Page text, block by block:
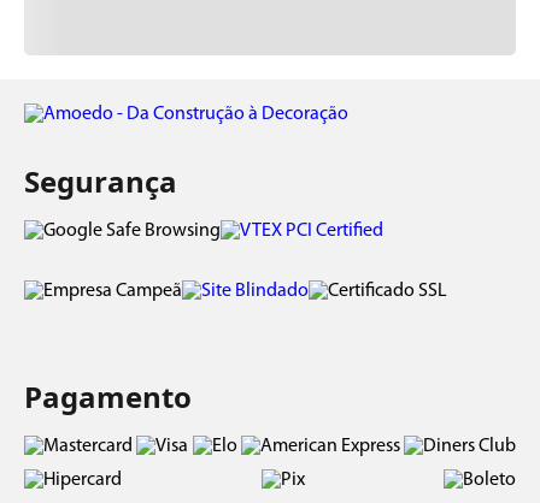
Segurança
Pagamento